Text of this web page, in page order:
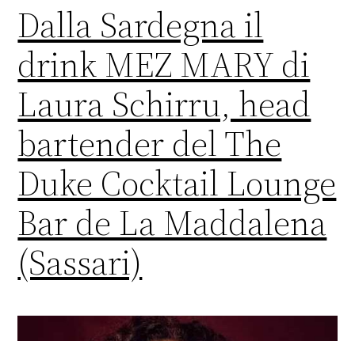
Dalla Sardegna il
drink MEZ MARY di
Laura Schirru, head
bartender del The
Duke Cocktail Lounge
Bar de La Maddalena
(Sassari)